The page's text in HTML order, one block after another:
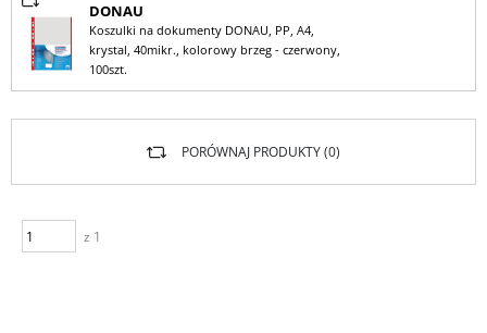
DONAU
Koszulki na dokumenty DONAU, PP, A4,
krystal, 40mikr., kolorowy brzeg - czerwony,
100szt.
z 1
PORÓWNAJ PRODUKTY (0)